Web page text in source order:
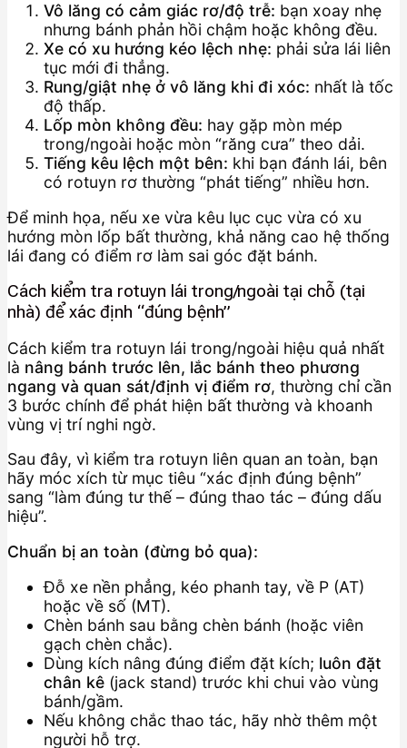
Vô lăng có cảm giác rơ/độ trễ: bạn xoay nhẹ
nhưng bánh phản hồi chậm hoặc không đều.
Xe có xu hướng kéo lệch nhẹ: phải sửa lái liên
tục mới đi thẳng.
Rung/giật nhẹ ở vô lăng khi đi xóc: nhất là tốc
độ thấp.
Lốp mòn không đều: hay gặp mòn mép
trong/ngoài hoặc mòn “răng cưa” theo dải.
Tiếng kêu lệch một bên: khi bạn đánh lái, bên
có rotuyn rơ thường “phát tiếng” nhiều hơn.
Để minh họa, nếu xe vừa kêu lục cục vừa có xu
hướng mòn lốp bất thường, khả năng cao hệ thống
lái đang có điểm rơ làm sai góc đặt bánh.
Cách kiểm tra rotuyn lái trong/ngoài tại chỗ (tại
nhà) để xác định “đúng bệnh”
Cách kiểm tra rotuyn lái trong/ngoài hiệu quả nhất
là nâng bánh trước lên, lắc bánh theo phương
ngang và quan sát/định vị điểm rơ, thường chỉ cần
3 bước chính để phát hiện bất thường và khoanh
vùng vị trí nghi ngờ.
Sau đây, vì kiểm tra rotuyn liên quan an toàn, bạn
hãy móc xích từ mục tiêu “xác định đúng bệnh”
sang “làm đúng tư thế – đúng thao tác – đúng dấu
hiệu”.
Chuẩn bị an toàn (đừng bỏ qua):
Đỗ xe nền phẳng, kéo phanh tay, về P (AT)
hoặc về số (MT).
Chèn bánh sau bằng chèn bánh (hoặc viên
gạch chèn chắc).
Dùng kích nâng đúng điểm đặt kích; luôn đặt
chân kê (jack stand) trước khi chui vào vùng
bánh/gầm.
Nếu không chắc thao tác, hãy nhờ thêm một
người hỗ trợ.